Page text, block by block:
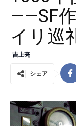
——SF
イリ巡
吉上亮
シェア